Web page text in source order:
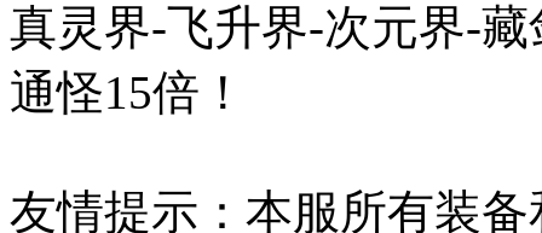
真灵界-飞升界-次元界-
通怪15倍！
友情提示：本服所有装